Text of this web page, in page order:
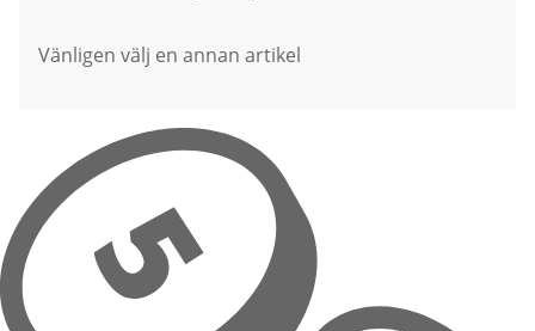
Vänligen välj en annan artikel